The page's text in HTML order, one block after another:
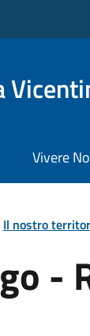
Vivere
Il nostro
-